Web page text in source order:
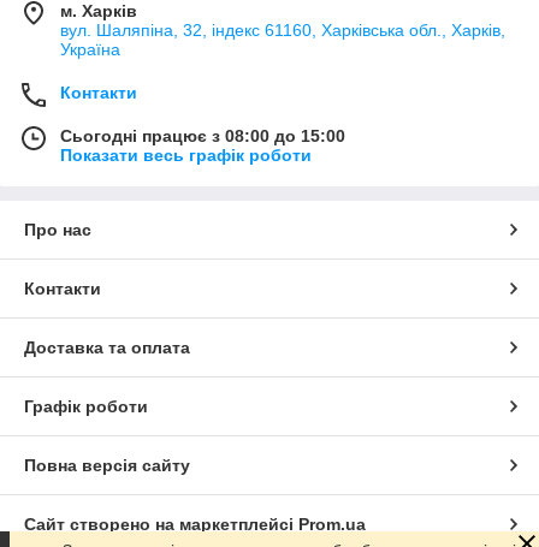
м. Харків
вул. Шаляпіна, 32, індекс 61160, Харківська обл., Харків,
Україна
Контакти
Сьогодні працює з 08:00 до 15:00
Показати весь графік роботи
Про нас
Контакти
Доставка та оплата
Графік роботи
Повна версія сайту
Сайт створено на маркетплейсі Prom.ua